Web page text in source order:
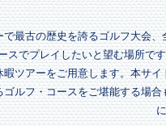
最古の歴史を誇るゴルフ大会
スでプレイしたいと望む場所で
ツアーをご用意します。本サ
ルフ・コースをご堪能する場